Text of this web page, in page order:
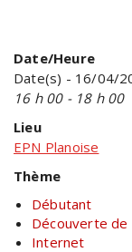
Date/Heure
Date(s) - 16/04/
16 h 00 - 18 h 00
Lieu
EPN Planoise
Thème
Débutant
Découverte
Internet